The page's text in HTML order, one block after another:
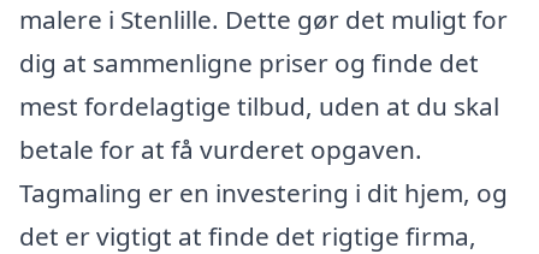
malere i Stenlille. Dette gør det muligt for
dig at sammenligne priser og finde det
mest fordelagtige tilbud, uden at du skal
betale for at få vurderet opgaven.
Tagmaling er en investering i dit hjem, og
det er vigtigt at finde det rigtige firma,